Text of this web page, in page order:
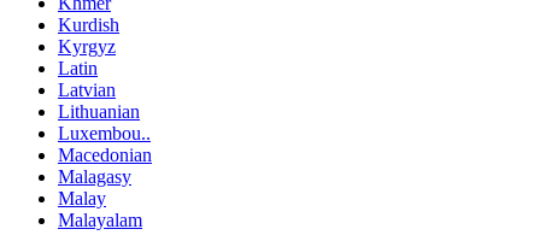
Kurdish
Kyrgyz
Latin
Latvian
Lithuanian
Luxembou..
Macedonian
Malagasy
Malay
Malayalam